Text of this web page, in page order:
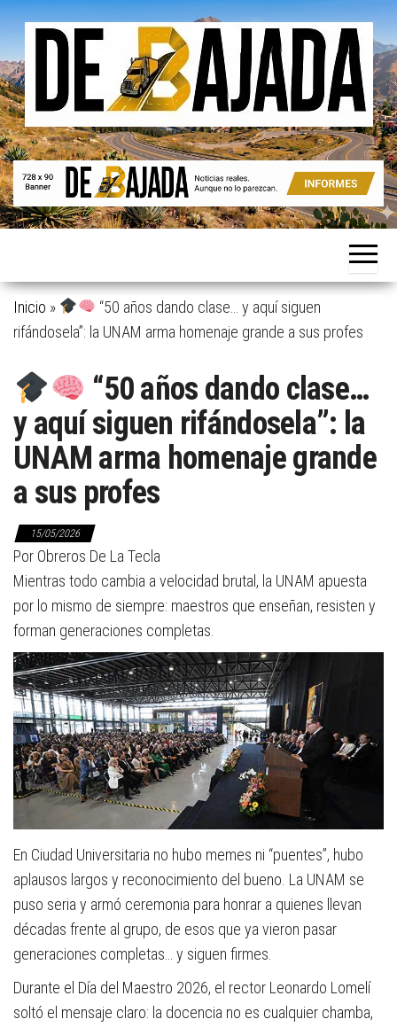
Saltar
contenido
De
Bajada
Noticias
Aunque
parezcan.
Inicio »
“50 años dando clase… y aquí siguen
rifándosela”: la UNAM arma homenaje grande a sus profes
“50 años dando clase…
y aquí siguen rifándosela”: la
UNAM arma homenaje grande
a sus profes
15/05/2026
Por Obreros De La Tecla
Mientras todo cambia a velocidad brutal, la UNAM apuesta
por lo mismo de siempre: maestros que enseñan, resisten y
forman generaciones completas.
En Ciudad Universitaria no hubo memes ni “puentes”, hubo
aplausos largos y reconocimiento del bueno. La UNAM se
puso seria y armó ceremonia para honrar a quienes llevan
décadas frente al grupo, de esos que ya vieron pasar
generaciones completas… y siguen firmes.
Durante el Día del Maestro 2026, el rector Leonardo Lomelí
soltó el mensaje claro: la docencia no es cualquier chamba,